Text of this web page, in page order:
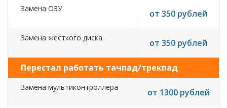
Замена ОЗУ от 350 рублей
Замена жесткого диска от 350 рублей
Перестал работать тачпад/трекпад
Замена мультиконтроллера от 1300 рублей